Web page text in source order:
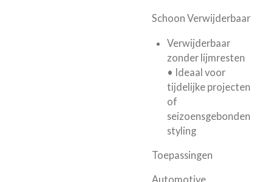
Schoon Verwijderbaar
Verwijderbaar
zonder lijmresten
• Ideaal voor
tijdelijke projecten
of
seizoensgebonden
styling
Toepassingen
Automotive